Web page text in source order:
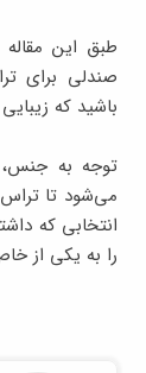
طبق این مقاله
صندلی برای
باشید که
توجه به جنس،
می‌شود تا
انتخابی که
را به یکی از